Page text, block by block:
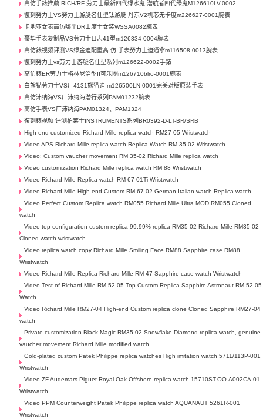
高仿手錶推薦 RICH/RF 劳力士最新四代绿水鬼 潜航者四代绿鬼M126610LV-0002
復刻勞力士VS勞力士游艇名仕型钛游艇 丹东V2机芯无卡度m226627-0001腕表
卡地亚女表高仿哪里DR山度士女装WSSA0082腕表
豪华手表复制品VS劳力士日志41型m126334-0004腕表
高仿錶视频评测VS绿金迪配重高 仿 手表勞力士迪通拿m116508-0013腕表
復刻勞力士vs劳力士游艇名仕型系列m126622-0002手錶
高仿錶ER劳力士格林尼治型II可乐圈m126710blro-0001腕表
白熊猫劳力士VS厂4131熊猫迪 m126500LN-0001完美对版原装手表
高仿沛纳海VS厂沛纳海潜行系列PAM01232腕表
高仿手表VS厂沛纳海PAM01324、PAM1324
復刻錶视频 评测柏莱士INSTRUMENTS系列BR0392-D-LT-BR/SRB
High-end customized Richard Mille replica watch RM27-05 Wristwatch
Video APS Richard Mille replica watch Replica Watch RM 35-02 Wristwatch
Video: Custom vaucher movement RM 35-02 Richard Mille replica watch
Video customization Richard Mille replica watch RM 88 Wristwatch
Video Richard Mille Replica watch RM 67-01Ti Wristwatch
Video Richard Mille High-end Custom RM 67-02 German Italian watch Replica watch
Video Perfect Custom Replica watch RM055 Richard Mille Ultra MOD RM055 Cloned
watch
Video top configuration custom replica 99.99% replica RM35-02 Richard Mille RM35-02
Cloned watch wristwatch
Video replica watch copy Richard Mille Smiling Face RM88 Sapphire case RM88
Wristwatch
Video Richard Mille Replica Richard Mille RM 47 Sapphire case watch Wristwatch
Video Test of Richard Mille RM 52-05 Top Custom Replica Sapphire Astronaut RM 52-05
Watch
Video Richard Mille RM27-04 High-end Custom replica clone Cloned Sapphire RM27-04
watch
Private customization Black Magic RM35-02 Snowflake Diamond replica watch, genuine
vaucher movement Richard Mille modified watch
Gold-plated custom Patek Philippe replica watches High imitation watch 5711/113P-001
Wristwatch
Video ZF Audemars Piguet Royal Oak Offshore replica watch 15710ST.OO.A002CA.01
Wristwatch
Video PPM Counterweight Patek Philippe replica watch AQUANAUT 5261R-001
Wristwatch